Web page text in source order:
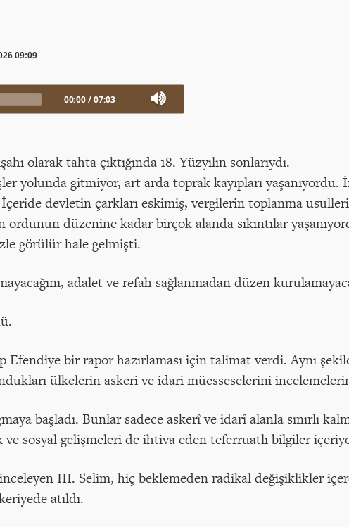
09:09
00:00 / 07:03
olarak tahta çıktığında 18. Yüzyılın sonlarıydı.
yolunda gitmiyor, art arda toprak kayıpları yaşanıyordu.
devletin çarkları eskimiş, vergilerin toplanma
ordunun düzenine kadar birçok alanda sıkıntılar
görülür hale gelmişti.
adalet ve refah sağlanmadan düzen
Efendiye bir rapor hazırlaması için talimat verdi. Aynı
ülkelerin askeri ve idari müesseselerini
başladı. Bunlar sadece askerî ve idarî alanla sınırlı
sosyal gelişmeleri de ihtiva eden teferruatlı bilgiler
III. Selim, hiç beklemeden radikal değişiklikler
atıldı.